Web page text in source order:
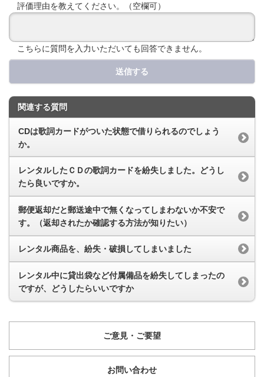
評価理由を教えてください。（空欄可）
こちらに質問を入力いただいても回答できません。
送信する
関連する質問
CDは歌詞カードがついた状態で借りられるのでしょう
か。
レンタルしたＣＤの歌詞カードを紛失しました。どうし
たら良いですか。
郵便返却だと郵送途中で無くなってしまわないか不安で
す。（返却されたか確認する方法が知りたい）
レンタル商品を、紛失・破損してしまいました
レンタル中に貸出袋など付属備品を紛失してしまったの
ですが、どうしたらいいですか
ご意見・ご要望
お問い合わせ